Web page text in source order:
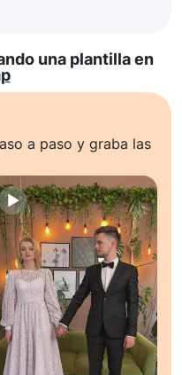
una plantilla en
a paso y graba las